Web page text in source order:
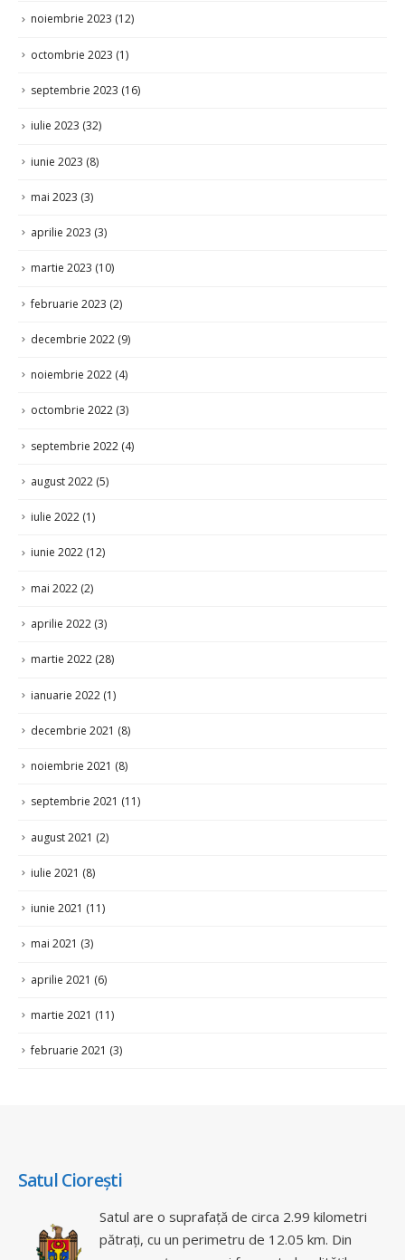
noiembrie 2023 (12)
octombrie 2023 (1)
septembrie 2023 (16)
iulie 2023 (32)
iunie 2023 (8)
mai 2023 (3)
aprilie 2023 (3)
martie 2023 (10)
februarie 2023 (2)
decembrie 2022 (9)
noiembrie 2022 (4)
octombrie 2022 (3)
septembrie 2022 (4)
august 2022 (5)
iulie 2022 (1)
iunie 2022 (12)
mai 2022 (2)
aprilie 2022 (3)
martie 2022 (28)
ianuarie 2022 (1)
decembrie 2021 (8)
noiembrie 2021 (8)
septembrie 2021 (11)
august 2021 (2)
iulie 2021 (8)
iunie 2021 (11)
mai 2021 (3)
aprilie 2021 (6)
martie 2021 (11)
februarie 2021 (3)
Satul Ciorești
Satul are o suprafață de circa 2.99 kilometri
pătrați, cu un perimetru de 12.05 km. Din